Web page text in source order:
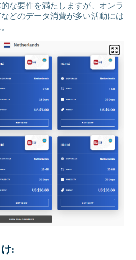
な要件を満たしますが、オンラ
どのデータ消費が多い活動には
: